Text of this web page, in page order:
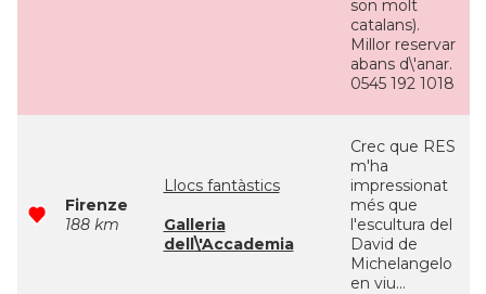
son molt
catalans).
Millor reservar
abans d\'anar.
0545 192 1018
Firenze
188 km
Llocs fantàstics
Galleria
dell\'Accademia
Crec que RES
m'ha
impressionat
més que
l'escultura del
David de
Michelangelo
en viu...